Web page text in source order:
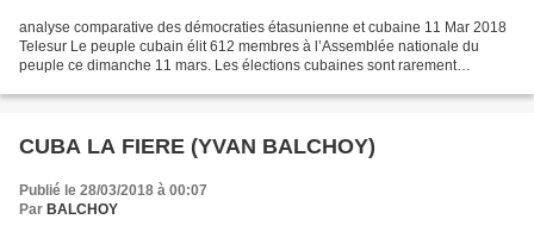
analyse comparative des démocraties étasunienne et cubaine 11 Mar 2018
Telesur Le peuple cubain élit 612 membres à l’Assemblée nationale du
peuple ce dimanche 11 mars. Les élections cubaines sont rarement
CUBA LA FIERE (YVAN BALCHOY)
Publié le 28/03/2018 à 00:07
Par BALCHOY